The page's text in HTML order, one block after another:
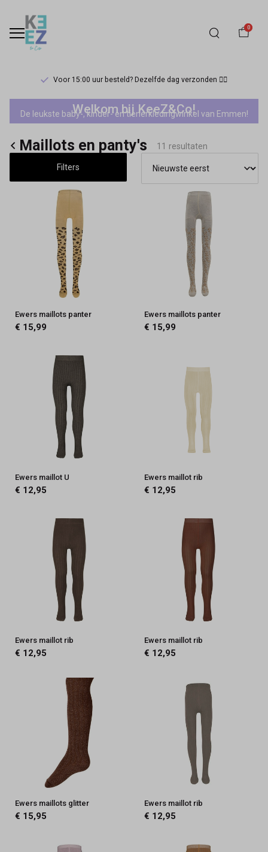
0
Voor 15:00 uur besteld? Dezelfde dag verzonden 🏃‍♀️
Maillots
en
panty's
Keez&Co
Welkom bij KeeZ&Co!
De leukste baby-, kinder- en tienerkledingwinkel van Emmen!
Maillots en panty's 11 resultaten
Filters
Ewers maillots panter
€ 15,99
Ewers maillots panter
€ 15,99
Ewers maillot U
€ 12,95
Ewers maillot rib
€ 12,95
Ewers maillot rib
€ 12,95
Ewers maillot rib
€ 12,95
Ewers maillots glitter
€ 15,95
Ewers maillot rib
€ 12,95